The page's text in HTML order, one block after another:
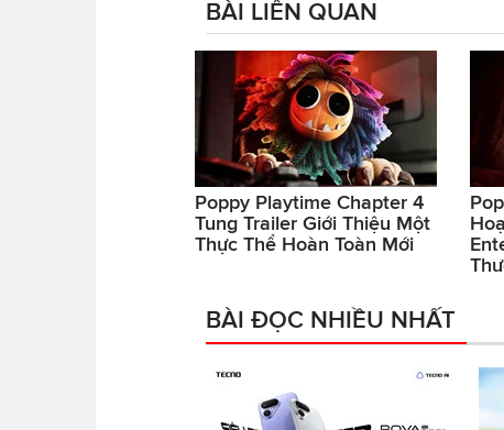
BÀI LIÊN QUAN
Poppy Playtime Chapter 4
Tung Trailer Giới Thiệu Một
Thực Thể Hoàn Toàn Mới
BÀI ĐỌC NHIỀU NHẤT